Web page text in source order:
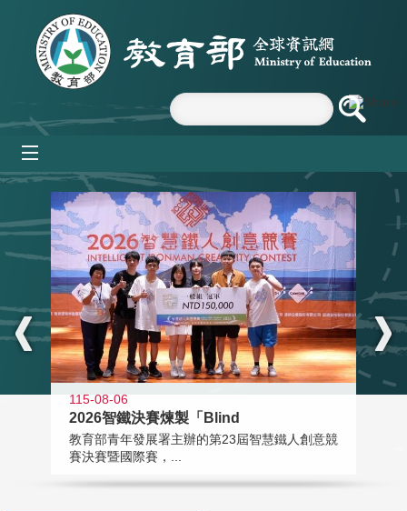
跳到主要內容區塊
:::
115-08-06
2026智鐵決賽煉製「Blind
教育部青年發展署主辦的第23屆智慧鐵人創意競
賽決賽暨國際賽，...